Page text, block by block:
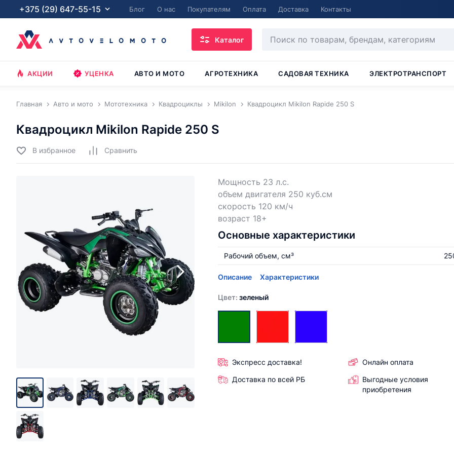
+375 (29) 647-55-15 Блог О нас Покупателям Оплата Доставка Контакты
Каталог
АКЦИИ УЦЕНКА АВТО И МОТО АГРОТЕХНИКА САДОВАЯ ТЕХНИКА ЭЛЕКТРОТРАНСПОРТ
Главная Авто и мото Мототехника Квадроциклы Mikilon Квадроцикл Mikilon Rapide 250 S
Квадроцикл Mikilon Rapide 250 S
В избранное Cравнить
Мощность 23 л.с.
объем двигателя 250 куб.см
скорость 120 км/ч
возраст 18+
Основные характеристики
Рабочий объем, см³
Описание Характеристики
Цвет: зеленый
Экспресс доставка!
Онлайн оплата
Доставка по всей РБ
Выгодные условия
приобретения